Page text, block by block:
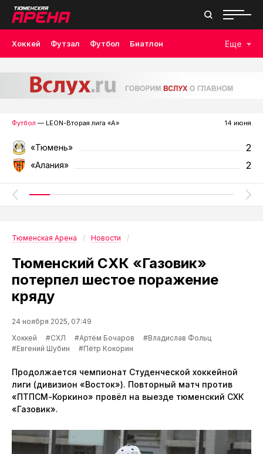
Хоккей Футзал Футбол Биатлон Еще
Футбол — LEON-Вторая лига «А» 14 июня
«Тюмень» 2
«Алания» 2
Тюменская Арена Новости
Тюменский СХК «Газовик»
потерпел шестое поражение
кряду
24 ноября 2025, 07:49
Хоккей
#СХЛ #Артём Бочаров
#Владислав Фольц
#Евгений Шубин
#Пётр Кокорин
Продолжается чемпионат Студенческой хоккейной
лиги (дивизион «Восток»). Повторный матч против
«ПТПСМ-Коркино» провёл на выезде тюменский СХК
«Газовик».